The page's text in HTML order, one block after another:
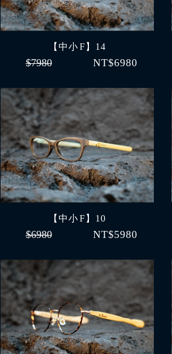
【中小 F】14
$7980 NT$6980
【中小 F】10
$6980 NT$5980